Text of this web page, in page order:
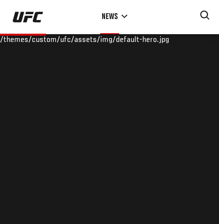
Skip
main
NEWS
/themes/custom/ufc/assets/img/default-hero.jpg